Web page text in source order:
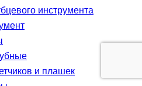
инструмента
и плашек